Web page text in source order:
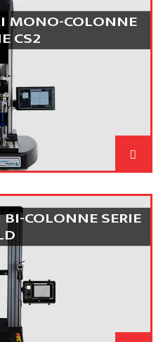
MONO-COLONNE
CS2
COLONNE SERIE